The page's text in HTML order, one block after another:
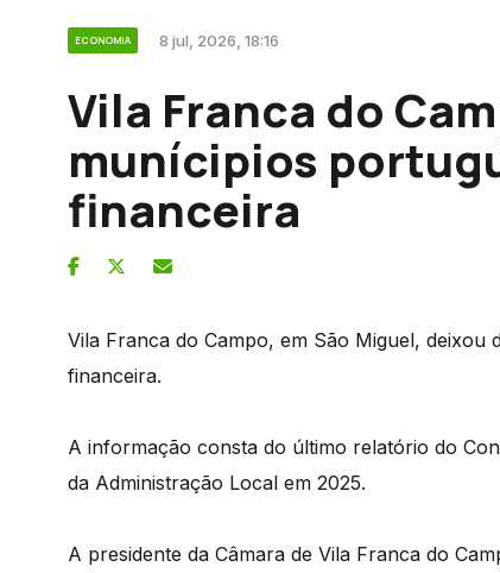
ECONOMIA 8 jul, 2026, 18:16
Vila Franca do
munícipios
financeira
Vila Franca do Campo, em São Miguel,
financeira.
A informação consta do último relatório do
da Administração Local em 2025.
A presidente da Câmara de Vila Franca do